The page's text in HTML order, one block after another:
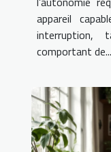
appareil
interruption,
comportant de...